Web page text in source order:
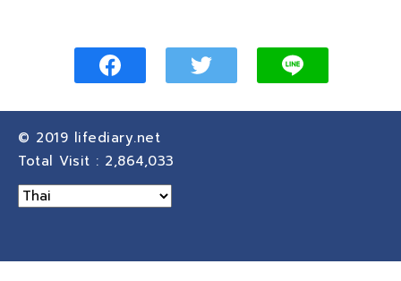
© 2019 lifediary.net
Total Visit : 2,864,033